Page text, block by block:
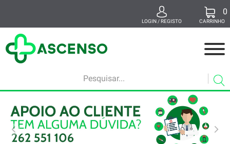
LOGIN / REGISTO CARRINHO
0
MEDICAMENTOS
BELEZA
SAÚDE E BEM-ESTAR
VETERINÁRIA